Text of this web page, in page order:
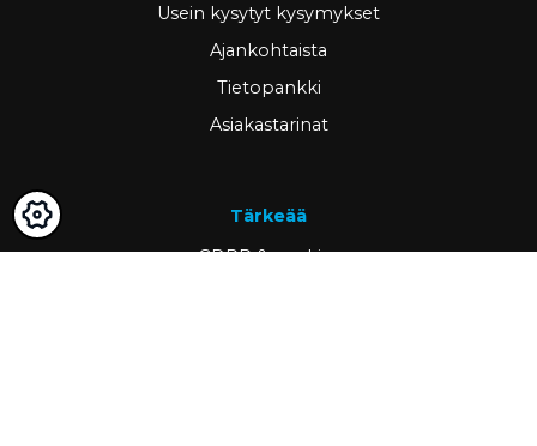
Usein kysytyt kysymykset
Ajankohtaista
Tietopankki
Asiakastarinat
Tärkeää
GDPR & cookies